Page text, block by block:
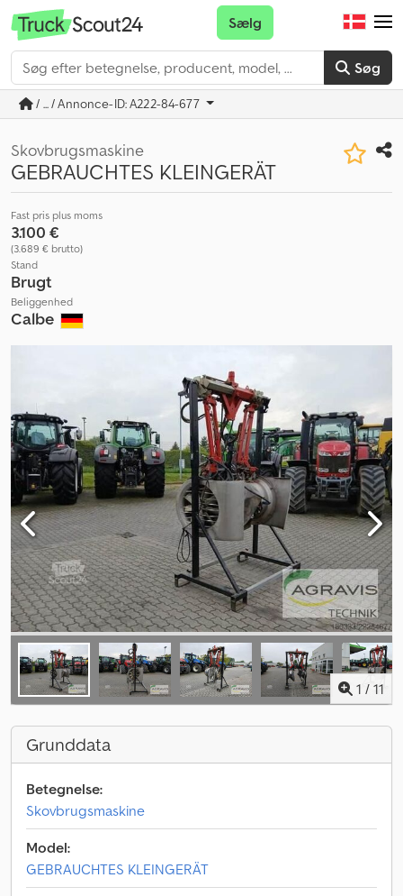
Søg
Sælg
/ ... / Annonce-ID: A222-84-677
Skovbrugsmaskine
GEBRAUCHTES KLEINGERÄT
Fast pris plus moms
3.100 €
(3.689 € brutto)
Stand
Brugt
Beliggenhed
Calbe
1 / 11
Grunddata
Betegnelse:
Skovbrugsmaskine
Model:
GEBRAUCHTES KLEINGERÄT